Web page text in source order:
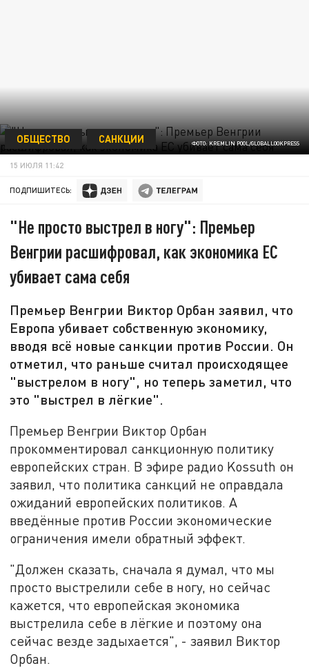
ФОТО: KREMLIN POOL/GLOBALLOOKPRESS
ОБЩЕСТВО САНКЦИИ
15 ИЮЛЯ 11:42
ПОДПИШИТЕСЬ:
"Не просто выстрел в ногу": Премьер
Венгрии расшифровал, как экономика ЕС
убивает сама себя
Премьер Венгрии Виктор Орбан заявил, что
Европа убивает собственную экономику,
вводя всё новые санкции против России. Он
отметил, что раньше считал происходящее
"выстрелом в ногу", но теперь заметил, что
это "выстрел в лёгкие".
Премьер Венгрии Виктор Орбан
прокомментировал санкционную политику
европейских стран. В эфире радио Kossuth он
заявил, что политика санкций не оправдала
ожиданий европейских политиков. А
введённые против России экономические
ограничения имели обратный эффект.
"Должен сказать, сначала я думал, что мы
просто выстрелили себе в ногу, но сейчас
кажется, что европейская экономика
выстрелила себе в лёгкие и поэтому она
сейчас везде задыхается", - заявил Виктор
Орбан.